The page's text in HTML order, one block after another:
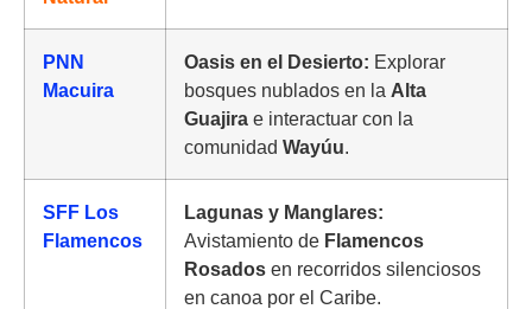
PNN
Macuira
Oasis en el Desierto: Explorar
bosques nublados en la Alta
Guajira e interactuar con la
comunidad Wayúu.
SFF Los
Flamencos
Lagunas y Manglares:
Avistamiento de Flamencos
Rosados en recorridos silenciosos
en canoa por el Caribe.